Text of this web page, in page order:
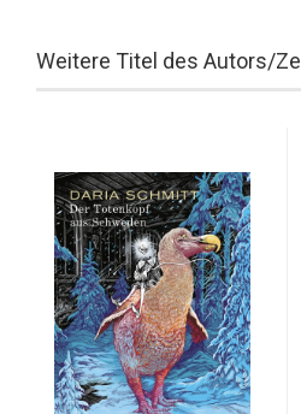
Weitere Titel des Autors/